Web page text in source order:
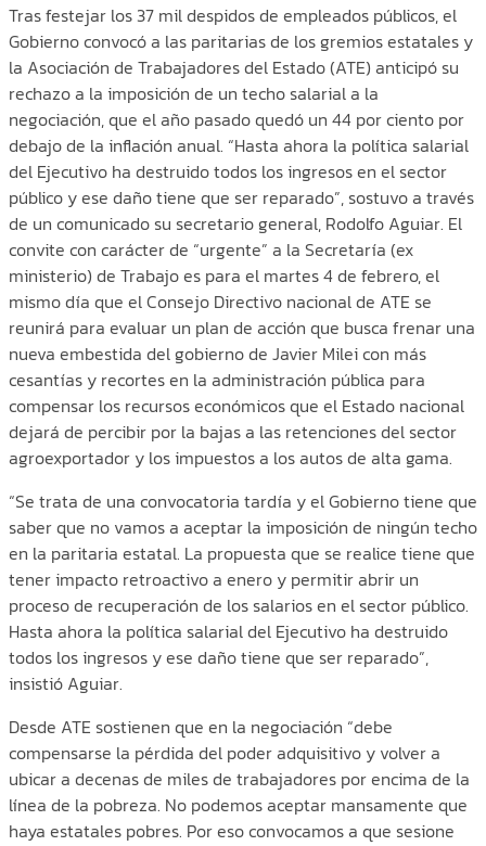
Tras festejar los 37 mil despidos de empleados públicos, el
Gobierno convocó a las paritarias de los gremios estatales y
la Asociación de Trabajadores del Estado (ATE) anticipó su
rechazo a la imposición de un techo salarial a la
negociación, que el año pasado quedó un 44 por ciento por
debajo de la inflación anual. “Hasta ahora la política salarial
del Ejecutivo ha destruido todos los ingresos en el sector
público y ese daño tiene que ser reparado”, sostuvo a través
de un comunicado su secretario general, Rodolfo Aguiar. El
convite con carácter de “urgente” a la Secretaría (ex
ministerio) de Trabajo es para el martes 4 de febrero, el
mismo día que el Consejo Directivo nacional de ATE se
reunirá para evaluar un plan de acción que busca frenar una
nueva embestida del gobierno de Javier Milei con más
cesantías y recortes en la administración pública para
compensar los recursos económicos que el Estado nacional
dejará de percibir por la bajas a las retenciones del sector
agroexportador y los impuestos a los autos de alta gama.
“Se trata de una convocatoria tardía y el Gobierno tiene que
saber que no vamos a aceptar la imposición de ningún techo
en la paritaria estatal. La propuesta que se realice tiene que
tener impacto retroactivo a enero y permitir abrir un
proceso de recuperación de los salarios en el sector público.
Hasta ahora la política salarial del Ejecutivo ha destruido
todos los ingresos y ese daño tiene que ser reparado”,
insistió Aguiar.
Desde ATE sostienen que en la negociación “debe
compensarse la pérdida del poder adquisitivo y volver a
ubicar a decenas de miles de trabajadores por encima de la
línea de la pobreza. No podemos aceptar mansamente que
haya estatales pobres. Por eso convocamos a que sesione